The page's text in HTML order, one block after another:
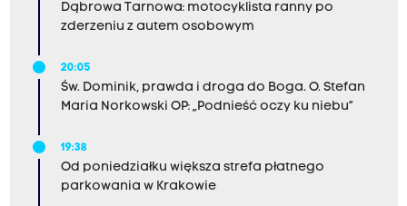
Dąbrowa Tarnowa: motocyklista ranny po
zderzeniu z autem osobowym
20:05
Św. Dominik, prawda i droga do Boga. O. Stefan
Maria Norkowski OP: „Podnieść oczy ku niebu”
19:38
Od poniedziałku większa strefa płatnego
parkowania w Krakowie